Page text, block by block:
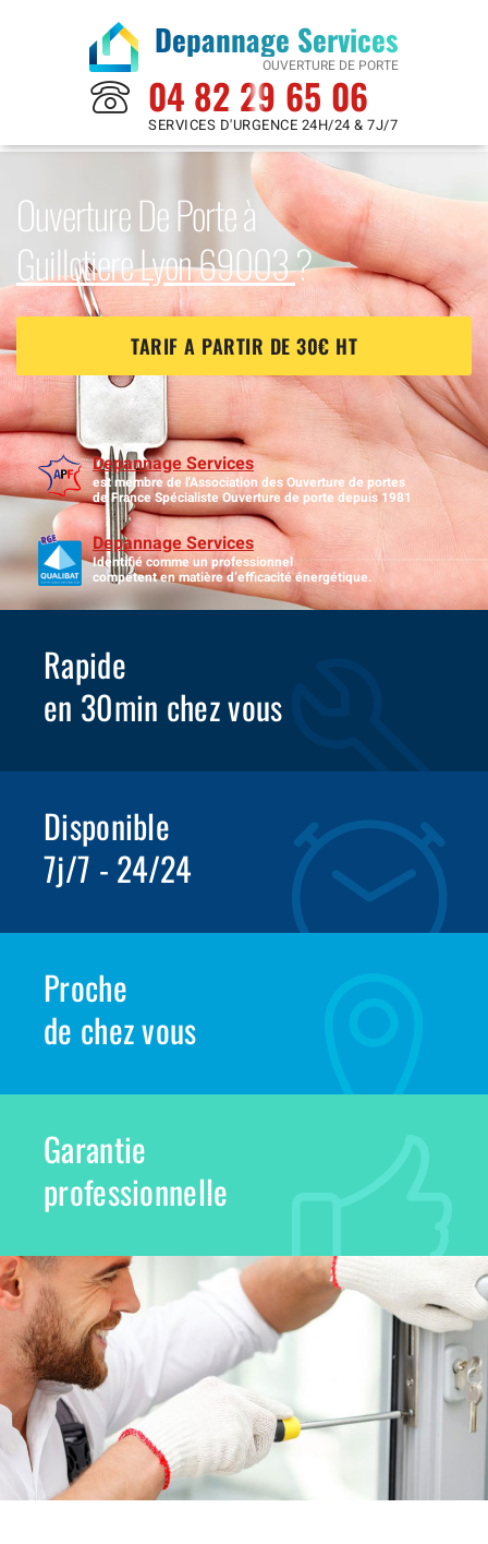
Depannage Services
OUVERTURE DE PORTE
04 82 29 65 06
SERVICES D'URGENCE 24H/24 & 7J/7
Ouverture De Porte à
Guillotiere Lyon 69003?
TARIF A PARTIR DE 30€ HT
Depannage Services
est membre de l'Association des Ouverture de portes
de France Spécialiste Ouverture de porte depuis 1981
Depannage Services
Identifié comme un professionnel
compétent en matière d’efficacité énergétique.
Rapide
en 30min chez vous
Disponible
7j/7 - 24/24
Proche
de chez vous
Garantie
professionnelle